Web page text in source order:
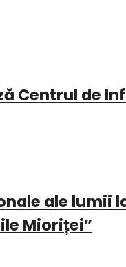
Centrul de
ale lumii
Mioriței”